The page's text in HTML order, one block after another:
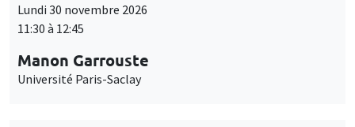
Lundi 30 novembre 2026
11:30 à 12:45
Manon Garrouste
Université Paris-Saclay